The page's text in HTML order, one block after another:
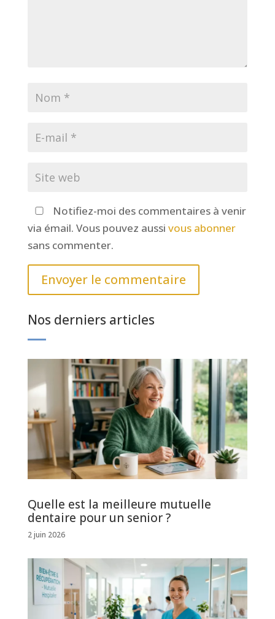
Notifiez-moi des commentaires à venir
via émail. Vous pouvez aussi vous abonner
sans commenter.
Envoyer le commentaire
Nos derniers articles
Quelle est la meilleure mutuelle
dentaire pour un senior ?
2 juin 2026